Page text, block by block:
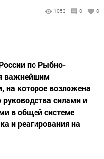
1053 0 0
по Рыбно-
важнейшим
на которое возложена
руководства силами и
в общей системе
и реагирования на